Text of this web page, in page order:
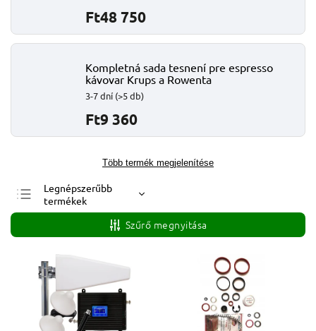
Ft48 750
Kompletná sada tesnení pre espresso
kávovar Krups a Rowenta
3-7 dní (>5 db)
Ft9 360
Több termék megjelenítése
Legnépszerűbb
termékek
Legolcsóbb elöl
Legdrágább
ABC szerint
Szűrő megnyitása